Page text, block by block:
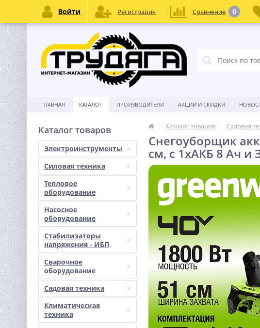
ГЛАВНАЯ КАТАЛОГ ПРОИЗВОДИТЕЛИ АКЦИИ И СКИДКИ
Каталог товаров
Электроинструменты
Силовая техника
Тепловое
оборудование
Насосное
оборудование
Стабилизаторы
напряжения - ИБП
Сварочное
оборудование
Садовая техника
Климатическая
техника
Каталог товаров Садовая
Снегоуборщик
см, с 1хАКБ 8 Ач и
Войти Регистрация Сравнение 0